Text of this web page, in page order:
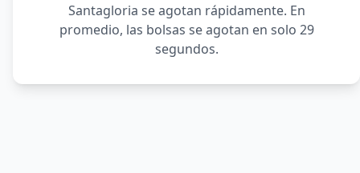
Santagloria se agotan rápidamente. En
promedio, las bolsas se agotan en solo 29
segundos.